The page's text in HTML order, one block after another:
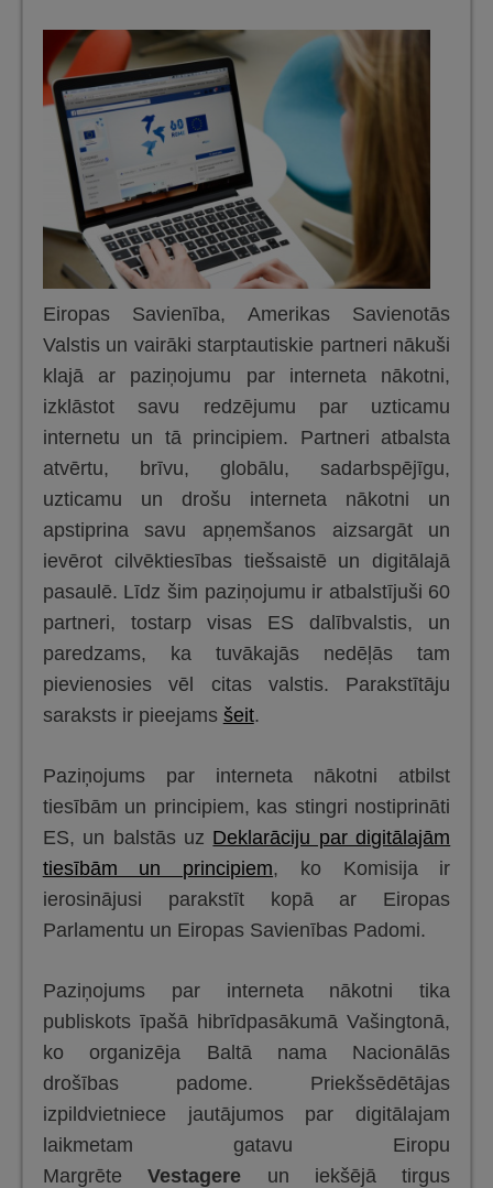
Eiropas Savienība, Amerikas Savienotās
Valstis un vairāki starptautiskie partneri nākuši
klajā ar paziņojumu par interneta nākotni,
izklāstot savu redzējumu par uzticamu
internetu un tā principiem. Partneri atbalsta
atvērtu, brīvu, globālu, sadarbspējīgu,
uzticamu un drošu interneta nākotni un
apstiprina savu apņemšanos aizsargāt un
ievērot cilvēktiesības tiešsaistē un digitālajā
pasaulē. Līdz šim paziņojumu ir atbalstījuši 60
partneri, tostarp visas ES dalībvalstis, un
paredzams, ka tuvākajās nedēļās tam
pievienosies vēl citas valstis. Parakstītāju
saraksts ir pieejams šeit.
Paziņojums par interneta nākotni atbilst
tiesībām un principiem, kas stingri nostiprināti
ES, un balstās uz Deklarāciju par digitālajām
tiesībām un principiem, ko Komisija ir
ierosinājusi parakstīt kopā ar Eiropas
Parlamentu un Eiropas Savienības Padomi.
Paziņojums par interneta nākotni tika
publiskots īpašā hibrīdpasākumā Vašingtonā,
ko organizēja Baltā nama Nacionālās
drošības padome. Priekšsēdētājas
izpildvietniece jautājumos par digitālajam
laikmetam gatavu Eiropu
MargrēteVestagere un iekšējā tirgus